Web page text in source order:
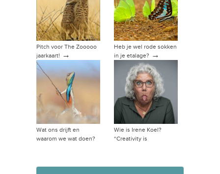
Pitch voor The Zooooo
jaarkaart! →
Heb je wel rode sokken
in je etalage? →
Wat ons drijft en
waarom we wat doen?
Wie is Irene Koel?
“Creativity is